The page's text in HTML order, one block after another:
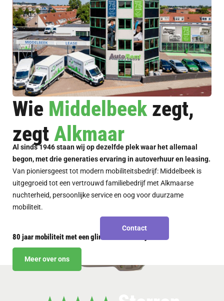
Wie Middelbeek zegt,
zegt Alkmaar
Al sinds 1946 staan wij op dezelfde plek waar het allemaal
begon, met drie generaties ervaring in autoverhuur en leasing.
Van pioniersgeest tot modern mobiliteitsbedrijf: Middelbeek is
uitgegroeid tot een vertrouwd familiebedrijf met Alkmaarse
nuchterheid, persoonlijke service en oog voor duurzame
mobiliteit.
80 jaar mobiliteit met een glimlach en dat blijft zo.
Meer over ons
Contact
Contact